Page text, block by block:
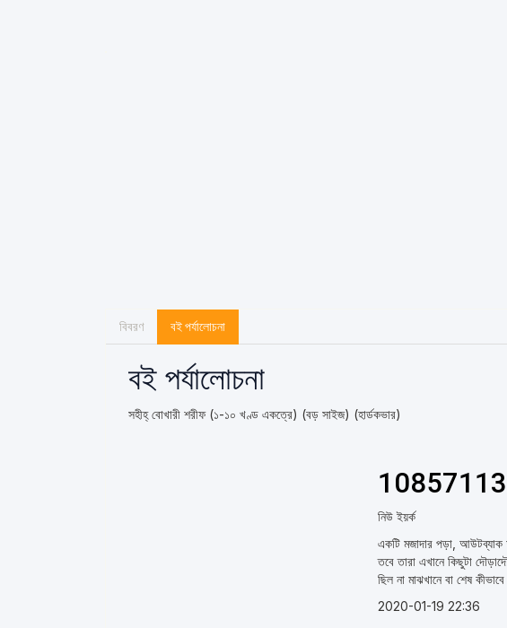
বিবরণ বই পর্যালোচনা
বই পর্যালোচনা
সহীহ্ বোখারী শরীফ (১-১০ খণ্ড একত্রে) (বড় সাইজ) (হার্ডকভার)
নিউ ইয়র্ক
একটি মজাদার পড়া, আউটব্যাক
তবে তারা এখানে কিছুটা
ছিল না মাঝখানে বা শেষ
2020-01-19 22:36